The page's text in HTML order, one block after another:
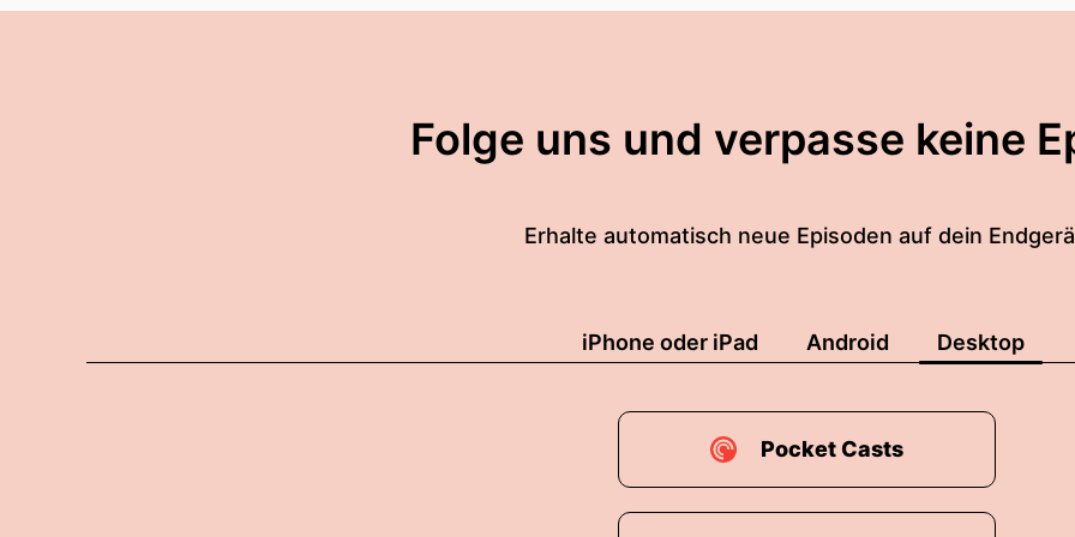
Folge uns und verpasse keine
Erhalte automatisch neue Episoden auf dein
iPhone oder iPad Android Desktop
Pocket Casts